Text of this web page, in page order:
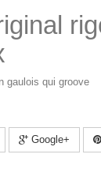
gaulois qui groove
Google+